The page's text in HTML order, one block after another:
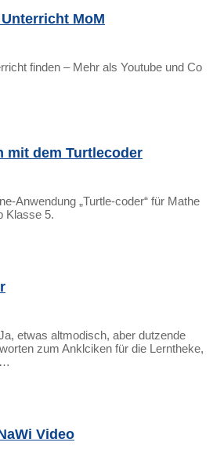
MoM
finden – Mehr als Youtube und Co
mit dem Turtlecoder
Anwendung „Turtle-coder“ für Mathe
Klasse 5.
etwas altmodisch, aber dutzende
zum Anklciken für die Lerntheke,
Video